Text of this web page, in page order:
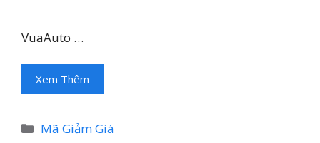
VuaAuto …
Xem Thêm
Danh
Mã Giảm Giá